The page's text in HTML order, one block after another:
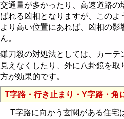
交通量が多かったり、高速道路の
ばれる凶相となりますが、この
より高い位置にあれば、凶相の
ん。
鎌刀殺の対処法としては、カー
見えなくしたり、外に八卦鏡を
方が効果的です。
T字路・行き止まり・Y字路・角
T字路に向かう玄関がある住宅